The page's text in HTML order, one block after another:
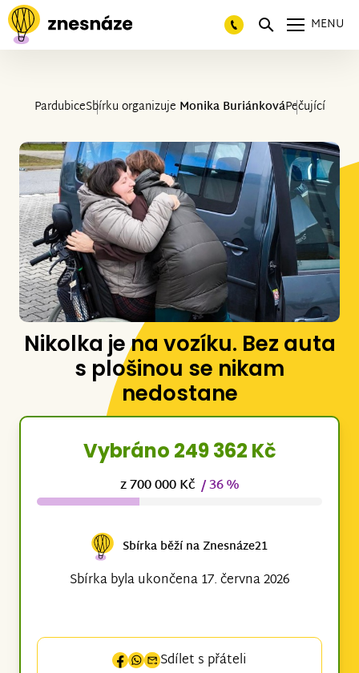
MENU
PardubiceSbírku organizuje Monika BuriánkováPečující
Nikolka je na vozíku. Bez auta
s plošinou se nikam
nedostane
Vybráno 249 362 Kč
z 700 000 Kč / 36 %
Sbírka běží na Znesnáze21
Sbírka byla ukončena 17. června 2026
Sdílet s přáteli